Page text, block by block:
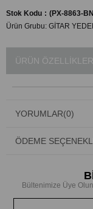
Stok Kodu
(PX-8863-
Ürün Grubu: GİTAR
ÜRÜN ÖZELLIKLERI
YORUMLAR(0)
ÖDEME
Bültenimize Üye